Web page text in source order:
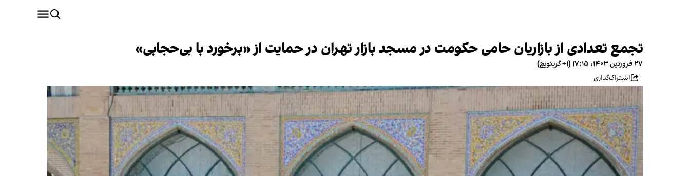
تجمع تعدادی از بازاریان حامی حکومت در مسجد بازار تهران در حمایت از «برخورد با بی‌حجابی»
۲۷ فروردین ۱۴۰۳، ۱۷:۱۵ (‎+۱ گرینویچ)
اشتراک‌گذاری